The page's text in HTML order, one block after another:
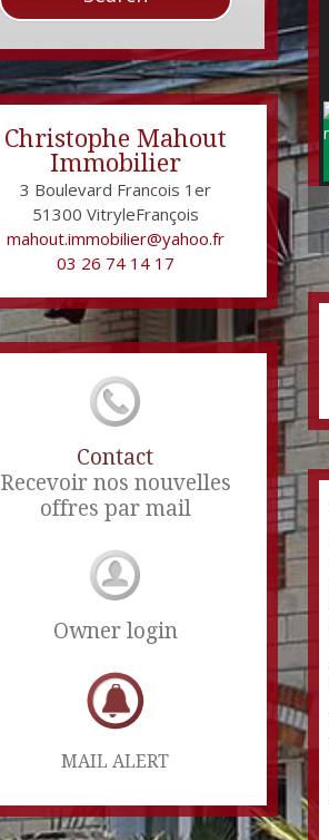
Christophe Mahout
Immobilier
3 Boulevard Francois 1er
51300 VitryleFrançois
mahout.immobilier@yahoo.fr
03 26 74 14 17
Contact
Recevoir nos nouvelles
offres par mail
Owner login
MAIL ALERT